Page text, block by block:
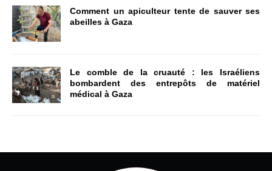
Comment un apiculteur tente de sauver ses
abeilles à Gaza
Le comble de la cruauté : les Israéliens
bombardent des entrepôts de matériel
médical à Gaza